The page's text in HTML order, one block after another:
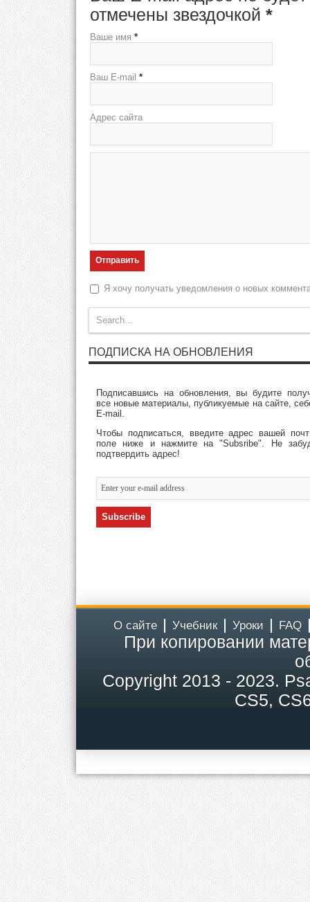
отмечены звездочкой *
Ваше имя *
Ваш E-mail *
Адрес сайта
Я хочу получать уведомления о новых
ПОДПИСКА НА ОБНОВЛЕНИЯ
Подписавшись на обновления, вы будите
все новые материалы, публикуемые на сайте,
E-mail.
Чтобы подписаться, введите адрес вашей
поле ниже и нажмите на "Subsribe". Не
подтвердить адрес!
О сайте Учебник Уроки FAQ
При копировании
Copyright 2013 - 2023.
CS5,